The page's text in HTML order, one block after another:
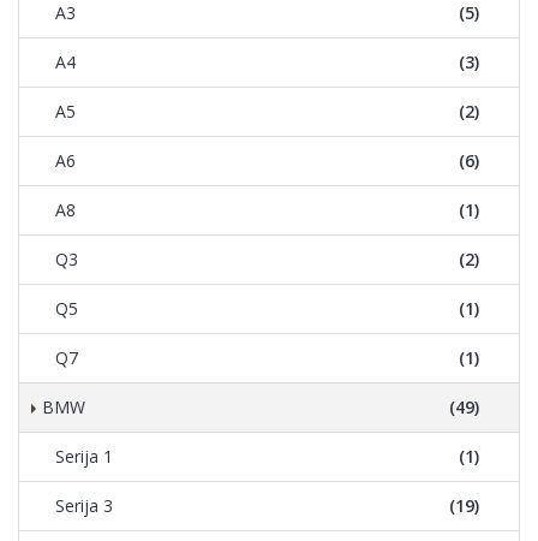
A3 (5)
A4 (3)
A5 (2)
A6 (6)
A8 (1)
Q3 (2)
Q5 (1)
Q7 (1)
BMW (49)
Serija 1 (1)
Serija 3 (19)